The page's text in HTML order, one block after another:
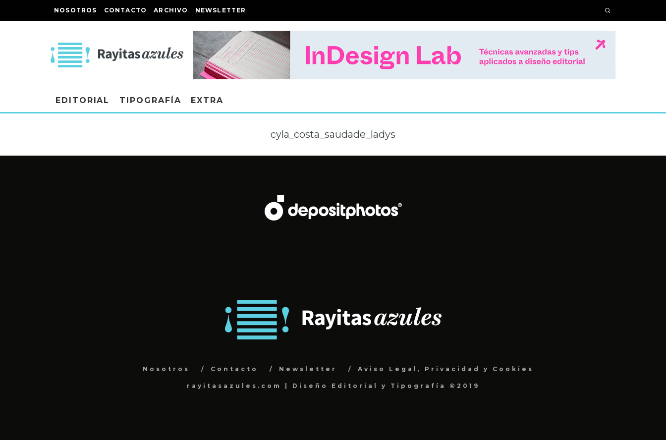
NOSOTROS CONTACTO ARCHIVO NEWSLETTER
EDITORIAL TIPOGRAFÍA EXTRA
cyla_costa_saudade_ladys
Nosotros Contacto Newsletter Aviso Legal, Privacidad y Cookies
rayitasazules.com | Diseño Editorial y Tipografía ©2019